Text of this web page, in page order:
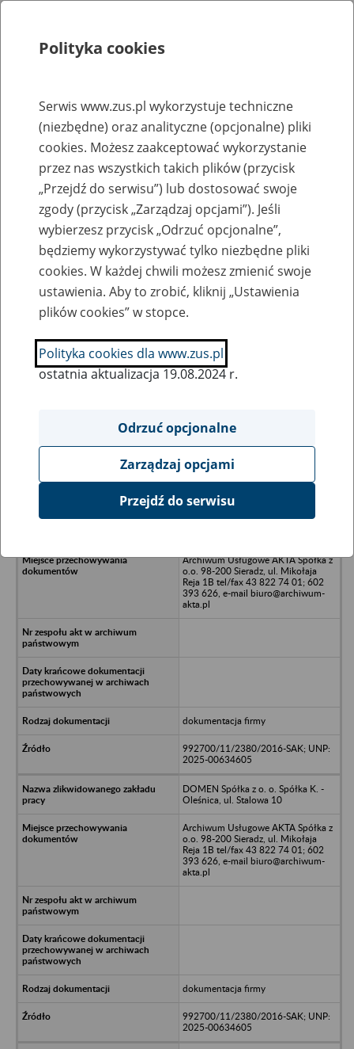
Rejestry, ewidencje i archiwa
Baza zlikwidowanych lub
przekształconych zakładów pracy
Nazwa zakładu pracy:
SZUKAJ
Ukryj wszystkie pozycje bazy
FAST FORWARD - Warszawa, ul.
Archiwum Usługowe AKTA Spółka z
o.o. 98-200 Sieradz, ul. Mikołaja
Reja 1B tel/fax 43 822 74 01; 602
393 626, e-mail biuro@archiwum-
akta.pl
dokumentacja firmy
992700/11/2380/2016-SAK; UNP:
2025-00634605
DOMEN Spółka z o. o. Spółka K. -
Oleśnica, ul. Stalowa 10
Archiwum Usługowe AKTA Spółka z
o.o. 98-200 Sieradz, ul. Mikołaja
Reja 1B tel/fax 43 822 74 01; 602
393 626, e-mail biuro@archiwum-
akta.pl
dokumentacja firmy
992700/11/2380/2016-SAK; UNP:
2025-00634605
Polityka cookies
Serwis www.zus.pl wykorzystuje techniczne
(niezbędne) oraz analityczne (opcjonalne) pliki
cookies. Możesz zaakceptować wykorzystanie
przez nas wszystkich takich plików (przycisk
„Przejdź do serwisu”) lub dostosować swoje
zgody (przycisk „Zarządzaj opcjami”). Jeśli
wybierzesz przycisk „Odrzuć opcjonalne”,
będziemy wykorzystywać tylko niezbędne pliki
cookies. W każdej chwili możesz zmienić swoje
ustawienia. Aby to zrobić, kliknij „Ustawienia
plików cookies” w stopce.
Polityka cookies dla www.zus.pl
ostatnia aktualizacja 19.08.2024 r.
Odrzuć opcjonalne
Zarządzaj opcjami
Przejdź do serwisu